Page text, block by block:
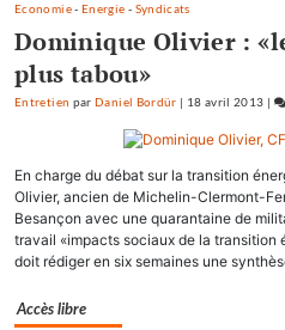
Economie- Energie - Syndicats
Dominique Olivier :
plus tabou»
Entretien parDaniel Bordür | 18 avril 2013 |
En charge du débat sur la transition
Olivier, ancien de Michelin-Clermont-
Besançon avec une quarantaine de
travail «impacts sociaux de la transition
doit rédiger en six semaines une
Accès libre